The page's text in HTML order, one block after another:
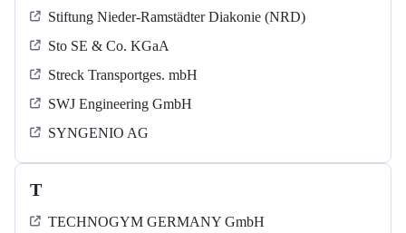
Stiftung Nieder-Ramstädter Diakonie (NRD)
Sto SE & Co. KGaA
Streck Transportges. mbH
SWJ Engineering GmbH
SYNGENIO AG
T
TECHNOGYM GERMANY GmbH